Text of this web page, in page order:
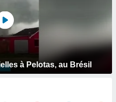
à Pelotas, au Brésil